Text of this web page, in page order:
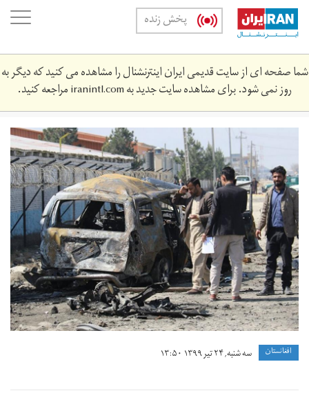
Skip
main
content
پخش زنده
شما صفحه ای از سایت قدیمی ایران اینترنشنال را مشاهده می کنید که دیگر به
روز نمی شود. برای مشاهده سایت جدید بهiranintl.comمراجعه کنید.
2149095.jpg
افغانستان سه شنبه, ۲۴ تیر ۱۳۹۹ ۱۳:۵۰